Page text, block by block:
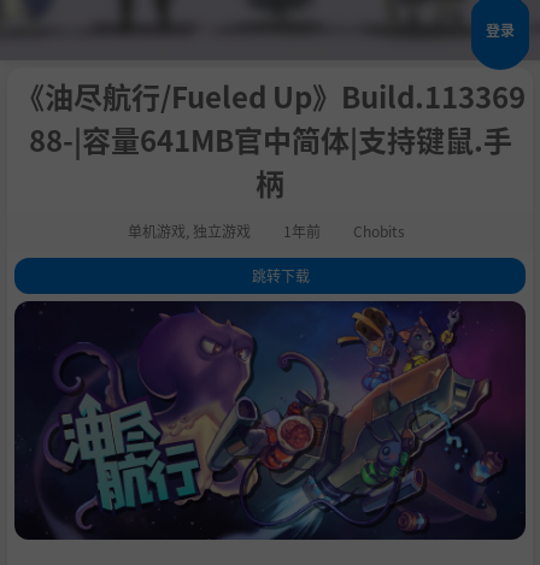
登录
《油尽航行/Fueled Up》Build.113369
88-|容量641MB官中简体|支持键鼠.手
柄
单机游戏 独立游戏 1年前 Chobits
跳转下载
1.关于此游戏
紧张刺激而趣味十足的沙发合作
在线/本地多人模式 + 控制器共享
奖励挑战
系统需求
.支持作者
设置中文
学习